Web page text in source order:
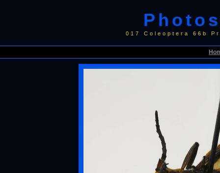
017 Coleoptera 66b